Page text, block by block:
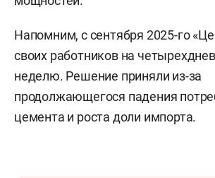
Напомним, с сентября 2025-го
своих работников на
неделю. Решение приняли из-за
продолжающегося падения
цемента и роста доли импорта.